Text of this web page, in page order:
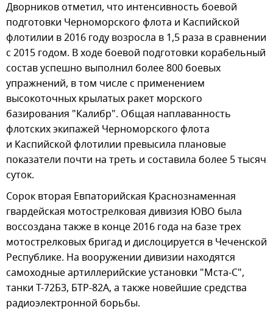
Дворников отметил, что интенсивность боевой
подготовки Черноморского флота и Каспийской
флотилии в 2016 году возросла в 1,5 раза в сравнении
с 2015 годом. В ходе боевой подготовки корабельный
состав успешно выполнил более 800 боевых
упражнений, в том числе с применением
высокоточных крылатых ракет морского
базирования "Калибр". Общая наплаванность
флотских экипажей Черноморского флота
и Каспийской флотилии превысила плановые
показатели почти на треть и составила более 5 тысяч
суток.
Сорок вторая Евпаторийская Краснознаменная
гвардейская мотострелковая дивизия ЮВО была
воссоздана также в конце 2016 года на базе трех
мотострелковых бригад и дислоцируется в Чеченской
Республике. На вооружении дивизии находятся
самоходные артиллерийские установки "Мста-С",
танки Т-72Б3, БТР-82А, а также новейшие средства
радиоэлектронной борьбы.